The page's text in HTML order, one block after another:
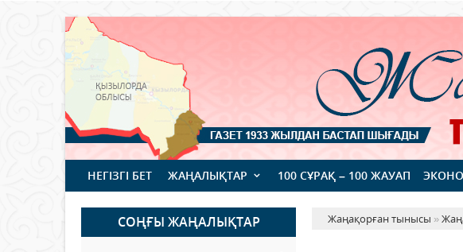
НЕГІЗГІ БЕТ ЖАҢАЛЫҚТАР 100 СҰРАҚ – 100 ЖАУАП
СОҢҒЫ ЖАҢАЛЫҚТАР Жаңақорған тынысы »